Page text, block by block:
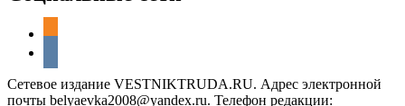
Сетевое издание VESTNIKTRUDA.RU. Адрес электронной
почты belyaevka2008@yandex.ru. Телефон редакции: